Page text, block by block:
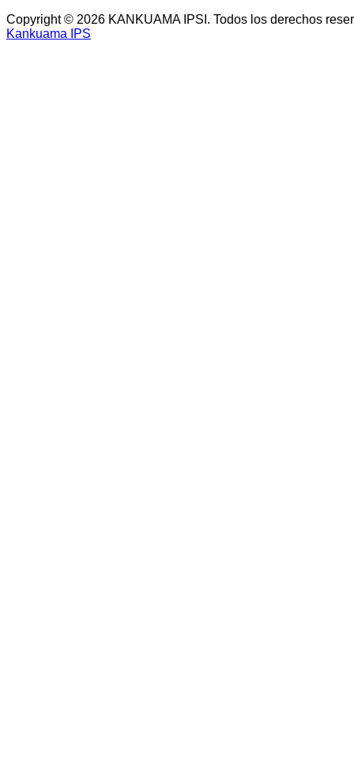
Copyright © 2026 KANKUAMA IPSI. Todos los derechos
Kankuama IPS